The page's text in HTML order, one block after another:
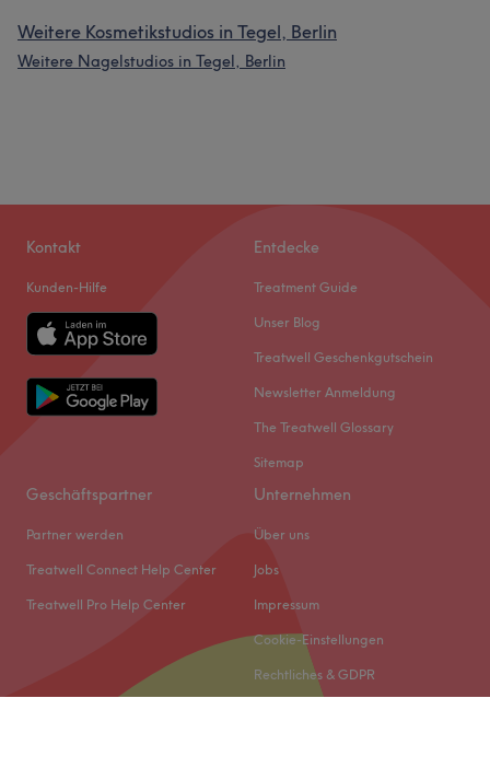
Weitere Kosmetikstudios in Tegel, Berlin
Weitere Nagelstudios in Tegel, Berlin
Kontakt
Kunden-Hilfe
Entdecke
Treatment Guide
Unser Blog
Treatwell Geschenkgutschein
Newsletter Anmeldung
The Treatwell Glossary
Sitemap
Geschäftspartner
Partner werden
Treatwell Connect Help Center
Treatwell Pro Help Center
Unternehmen
Über uns
Jobs
Impressum
Cookie-Einstellungen
Rechtliches & GDPR